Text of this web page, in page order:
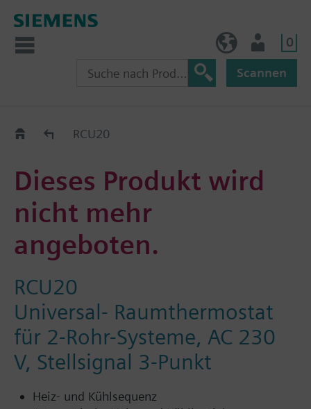
0
Scannen
Old2NewRCU20
Dieses Produkt wird
nicht mehr
angeboten.
RCU20
Universal- Raumthermostat
für 2-Rohr-Systeme, AC 230
V, Stellsignal 3-Punkt
Heiz- und Kühlsequenz